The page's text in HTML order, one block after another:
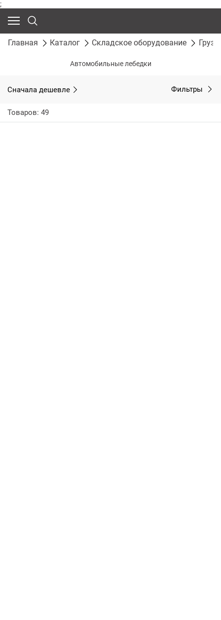
;
Главная Каталог Складское оборудование
Автомобильные лебедки
Сначала дешевле Фильтры
Товаров: 49